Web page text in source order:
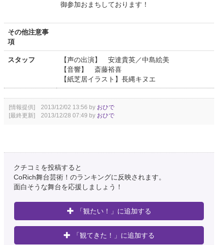
御参加おまちしております！
その他注意事
項
スタッフ
【声の出演】 安達貴英／中島絵美
【音響】 斎藤裕喜
【紙芝居イラスト】長縄キヌエ
[情報提供] 2013/12/02 13:56 by おひで
[最終更新] 2013/12/28 07:49 by おひで
クチコミを投稿すると
CoRich舞台芸術！のランキングに反映されます。
面白そうな舞台を応援しましょう！
「観たい！」に追加する
「観てきた！」に追加する